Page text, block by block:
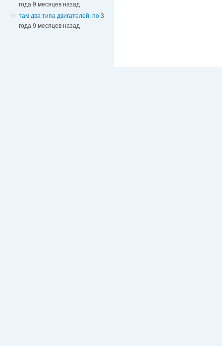
года 9 месяцев назад
там два типа двигателей, по 3
года 9 месяцев назад